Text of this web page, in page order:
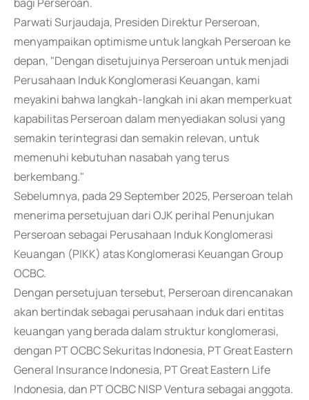
Parwati Surjaudaja, Presiden Direktur Perseroan,
menyampaikan optimisme untuk langkah Perseroan ke
depan, "Dengan disetujuinya Perseroan untuk menjadi
Perusahaan Induk Konglomerasi Keuangan, kami
meyakini bahwa langkah-langkah ini akan memperkuat
kapabilitas Perseroan dalam menyediakan solusi yang
semakin terintegrasi dan semakin relevan, untuk
memenuhi kebutuhan nasabah yang terus
berkembang."
Sebelumnya, pada 29 September 2025, Perseroan telah
menerima persetujuan dari OJK perihal Penunjukan
Perseroan sebagai Perusahaan Induk Konglomerasi
Keuangan (PIKK) atas Konglomerasi Keuangan Group
OCBC.
Dengan persetujuan tersebut, Perseroan direncanakan
akan bertindak sebagai perusahaan induk dari entitas
keuangan yang berada dalam struktur konglomerasi,
dengan PT OCBC Sekuritas Indonesia, PT Great Eastern
General Insurance Indonesia, PT Great Eastern Life
Indonesia, dan PT OCBC NISP Ventura sebagai anggota.